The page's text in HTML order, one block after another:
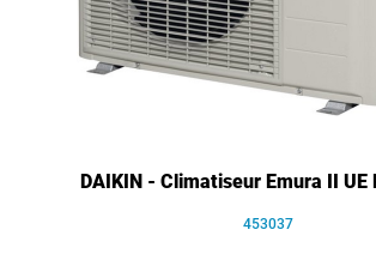
DAIKIN - Climatiseur Emura II UE
453037